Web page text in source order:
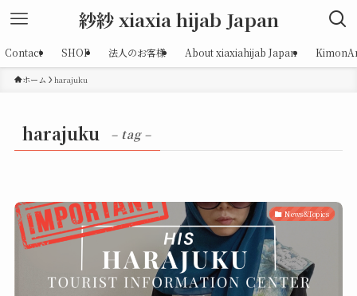
紗紗 xiaxia hijab Japan
Contact SHOP 法人のお客様 About xiaxiahijab Japan
ホーム harajuku
harajuku – tag –
News&Topics